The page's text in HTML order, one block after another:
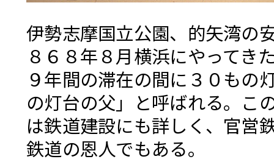
伊勢志摩国立公園、的矢湾の
８６８年８月横浜にやってき
９年間の滞在の間に３０もの
の灯台の父」と呼ばれる。こ
は鉄道建設にも詳しく、官営
鉄道の恩人でもある。